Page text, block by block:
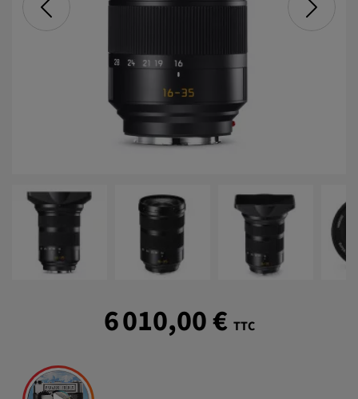
6 010,00 € TTC